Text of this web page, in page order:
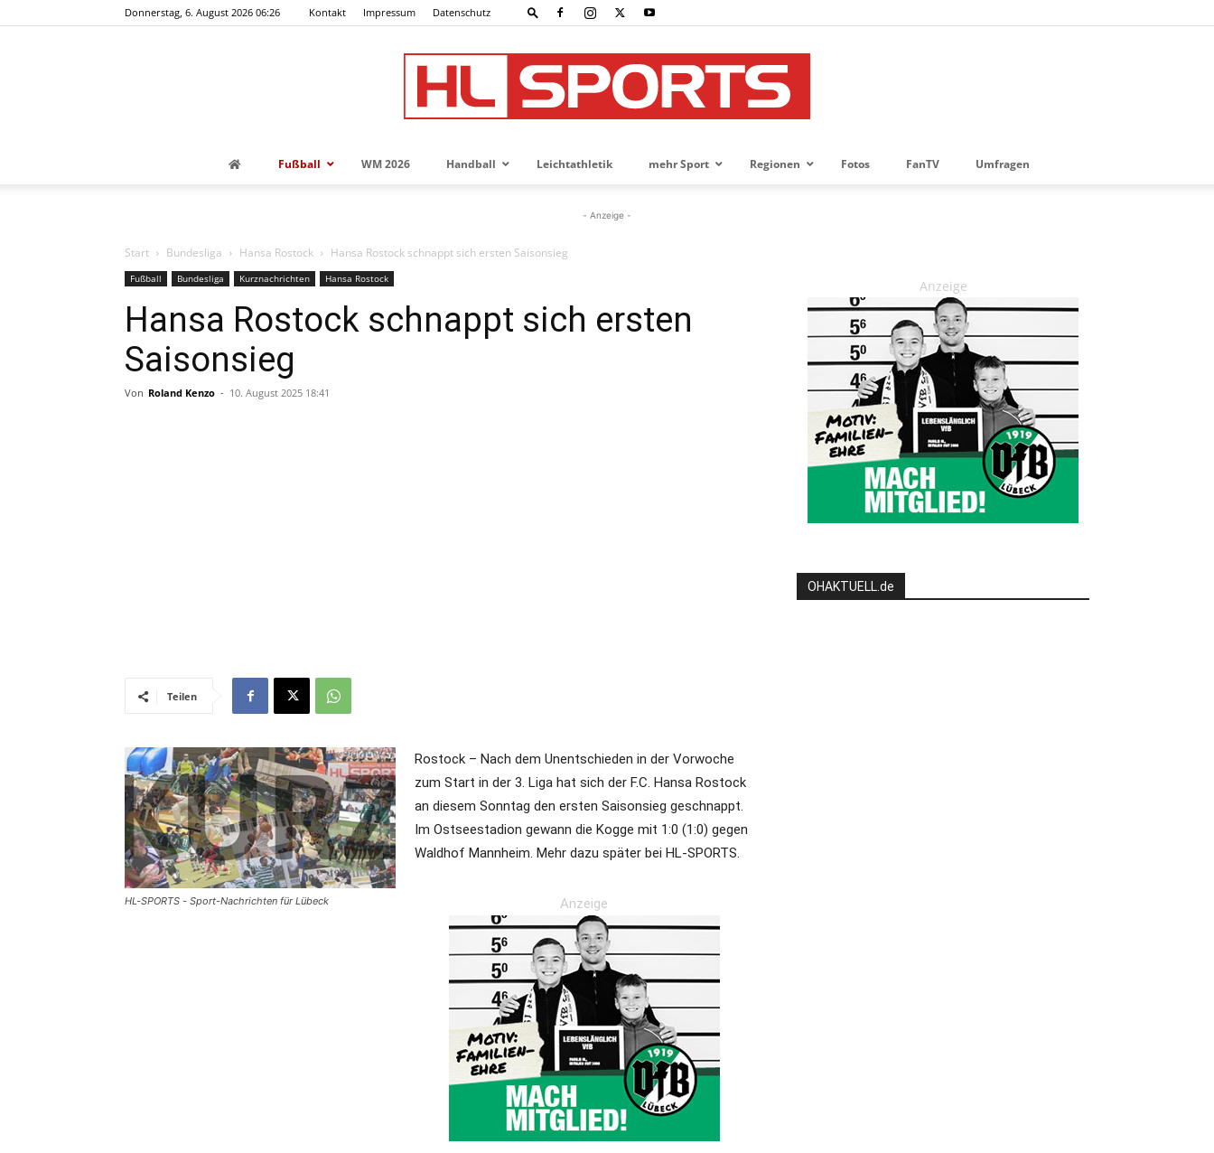
Donnerstag, 6. August 2026 06:26 Kontakt Impressum Datenschutz
für
Region
Lübeck
Fußball WM 2026 Handball Leichtathletik mehr Sport Regionen Fotos FanTV Umfragen
- Anzeige -
Start Bundesliga Hansa Rostock Hansa Rostock schnappt sich ersten Saisonsieg
Fußball Bundesliga Kurznachrichten Hansa Rostock
Hansa Rostock schnappt sich ersten
Saisonsieg
Von Roland Kenzo - 10. August 2025 18:41
Teilen
HL-SPORTS - Sport-Nachrichten für Lübeck
Rostock – Nach dem Unentschieden in der Vorwoche
zum Start in der 3. Liga hat sich der F.C. Hansa Rostock
an diesem Sonntag den ersten Saisonsieg geschnappt.
Im Ostseestadion gewann die Kogge mit 1:0 (1:0) gegen
Waldhof Mannheim. Mehr dazu später bei HL-SPORTS.
Anzeige
Anzeige
OHAKTUELL.de